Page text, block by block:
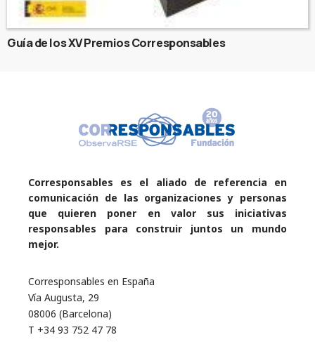
Guía de los XV Premios Corresponsables
Corresponsables es el aliado de referencia en
comunicación de las organizaciones y personas
que quieren poner en valor sus iniciativas
responsables para construir juntos un mundo
mejor.
Corresponsables en España
Vía Augusta, 29
08006 (Barcelona)
T +34 93 752 47 78